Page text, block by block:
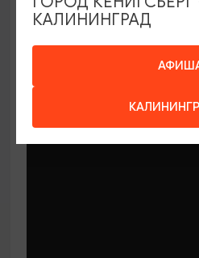
Бодяковой
Калининград, ул. Баранова,
КАЛИНИНГРАД